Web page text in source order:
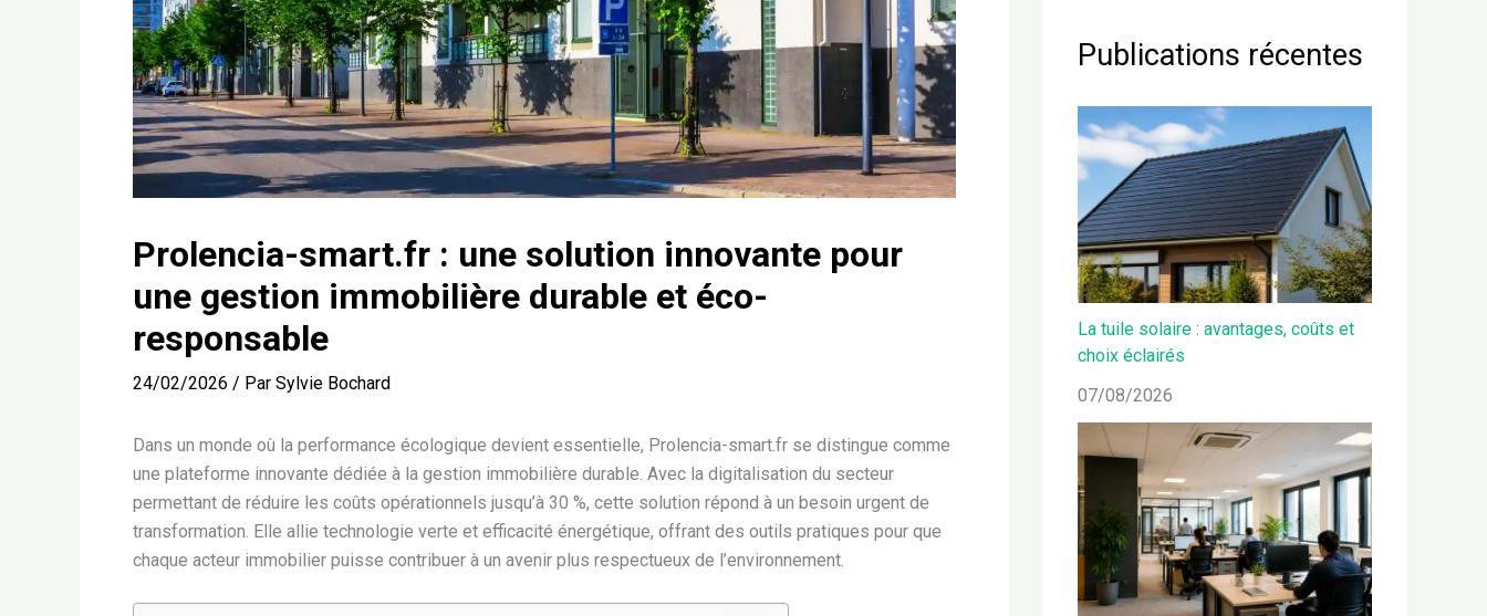
Prolencia-smart.fr : une solution innovante pour
une gestion immobilière durable et éco-
responsable
24/02/2026 / Par Sylvie Bochard
Dans un monde où la performance écologique devient essentielle, Prolencia-smart.fr se distingue comme
une plateforme innovante dédiée à la gestion immobilière durable. Avec la digitalisation du secteur
permettant de réduire les coûts opérationnels jusqu’à 30 %, cette solution répond à un besoin urgent de
transformation. Elle allie technologie verte et efficacité énergétique, offrant des outils pratiques pour que
chaque acteur immobilier puisse contribuer à un avenir plus respectueux de l’environnement.
Publications récentes
La tuile solaire : avantages, coûts et
choix éclairés
07/08/2026